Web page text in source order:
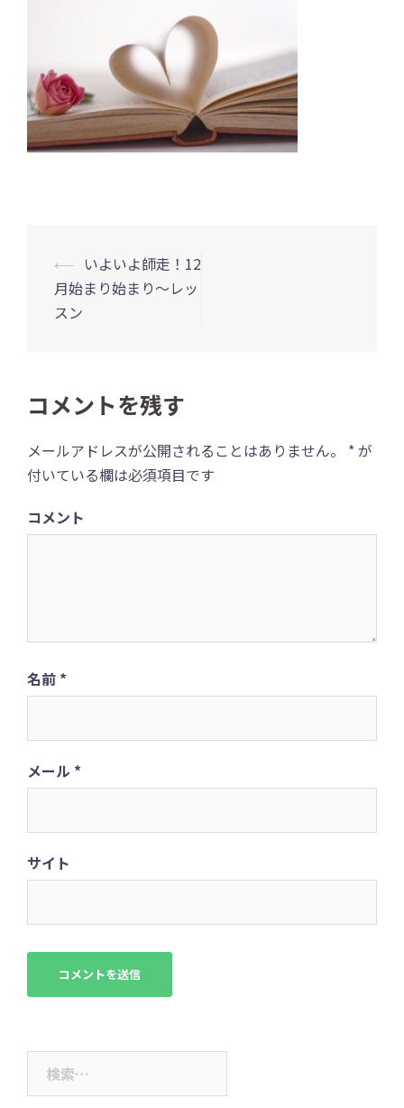
投
稿
ナ
ー
シ
ョ
ン
⟵ いよいよ師走！12
月始まり始まり～レッ
スン
コメントを残す
メールアドレスが公開されることはありません。 *が
付いている欄は必須項目です
コメント
名前 *
メール *
サイト